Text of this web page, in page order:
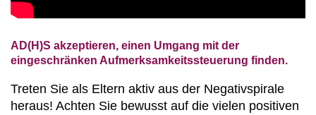
AD(H)S akzeptieren, einen Umgang mit der
eingeschränken Aufmerksamkeitssteuerung finden.
Treten Sie als Eltern aktiv aus der Negativspirale
heraus! Achten Sie bewusst auf die vielen positiven